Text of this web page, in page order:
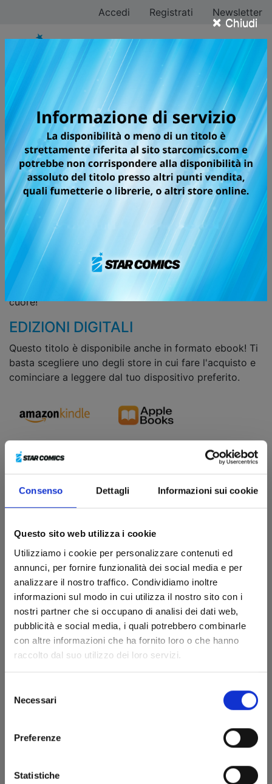
Consenso Dettagli Informazioni sui cookie
Questo sito web utilizza i cookie
Utilizziamo i cookie per personalizzare contenuti ed
annunci, per fornire funzionalità dei social media e per
analizzare il nostro traffico. Condividiamo inoltre
informazioni sul modo in cui utilizza il nostro sito con i
nostri partner che si occupano di analisi dei dati web,
pubblicità e social media, i quali potrebbero combinarle
con altre informazioni che ha fornito loro o che hanno
raccolto dal suo utilizzo dei loro servizi.
delNecessari
Preferenze
Statistiche
× Chiudi
Accedi Registrati Newsletter
ALL ABOUT OCEAN
BLUE
Sin dalla prima media, Kai Makihara e Ren Mizushiro
sono sempre stati in classe insieme, ma proprio
all’ultimo anno di liceo si trovano costretti a doversi
separare. In una quotidianità che scorre immutabile si
forma così una piccola crepa che farà germogliare
delle emozioni nascoste...
Dall’autrice di
You are in the Blue Summer e
Summer and You, una storia d’amore tra liceali che
nasce da sentimenti a lungo sopiti nel profondo del
cuore!
EDIZIONI DIGITALI
Questo titolo è disponibile anche in formato ebook! Ti
basta scegliere uno degli store in cui fare l'acquisto e
cominciare a leggere dal tuo dispositivo preferito.
Tutti i fumetti